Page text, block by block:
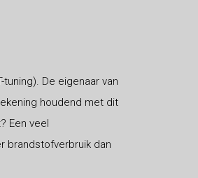
De eigenaar van
houdend met dit
Een veel
brandstofverbruik dan